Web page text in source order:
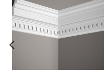
i
ønskeliste